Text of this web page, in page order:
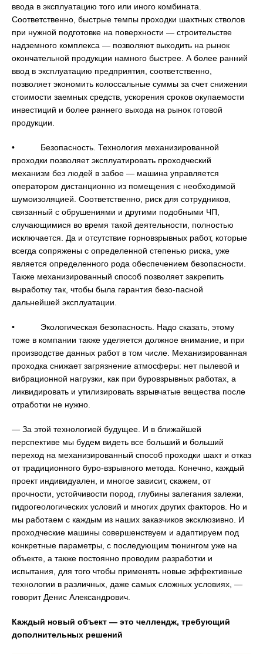
ввода в эксплуатацию того или иного комбината.
Соответственно, быстрые темпы проходки шахтных стволов
при нужной подготовке на поверхности — строительстве
надземного комплекса — позволяют выходить на рынок
окончательной продукции намного быстрее. А более ранний
ввод в эксплуатацию предприятия, соответственно,
позволяет экономить колоссальные суммы за счет снижения
стоимости заемных средств, ускорения сроков окупаемости
инвестиций и более раннего выхода на рынок готовой
продукции.
• Безопасность. Технология механизированной
проходки позволяет эксплуатировать проходческий
механизм без людей в забое — машина управляется
оператором дистанционно из помещения с необходимой
шумоизоляцией. Соответственно, риск для сотрудников,
связанный с обрушениями и другими подобными ЧП,
случающимися во время такой деятельности, полностью
исключается. Да и отсутствие горновзрывных работ, которые
всегда сопряжены с определенной степенью риска, уже
является определенного рода обеспечением безопасности.
Также механизированный способ позволяет закрепить
выработку так, чтобы была гарантия безо-пасной
дальнейшей эксплуатации.
• Экологическая безопасность. Надо сказать, этому
тоже в компании также уделяется должное внимание, и при
производстве данных работ в том числе. Механизированная
проходка снижает загрязнение атмосферы: нет пылевой и
вибрационной нагрузки, как при буровзрывных работах, а
ликвидировать и утилизировать взрывчатые вещества после
отработки не нужно.
— За этой технологией будущее. И в ближайшей
перспективе мы будем видеть все больший и больший
переход на механизированный способ проходки шахт и отказ
от традиционного буро-взрывного метода. Конечно, каждый
проект индивидуален, и многое зависит, скажем, от
прочности, устойчивости пород, глубины залегания залежи,
гидрогеологических условий и многих других факторов. Но и
мы работаем с каждым из наших заказчиков эксклюзивно. И
проходческие машины совершенствуем и адаптируем под
конкретные параметры, с последующим тюнингом уже на
объекте, а также постоянно проводим разработки и
испытания, для того чтобы применять новые эффективные
технологии в различных, даже самых сложных условиях, —
говорит Денис Александрович.
Каждый новый объект — это челлендж, требующий
дополнительных решений